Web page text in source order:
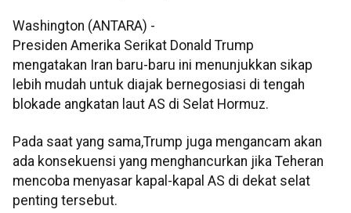
Washington (ANTARA) -
Presiden Amerika Serikat Donald Trump
mengatakan Iran baru-baru ini menunjukkan sikap
lebih mudah untuk diajak bernegosiasi di tengah
blokade angkatan laut AS di Selat Hormuz.
Pada saat yang sama,Trump juga mengancam akan
ada konsekuensi yang menghancurkan jika Teheran
mencoba menyasar kapal-kapal AS di dekat selat
penting tersebut.